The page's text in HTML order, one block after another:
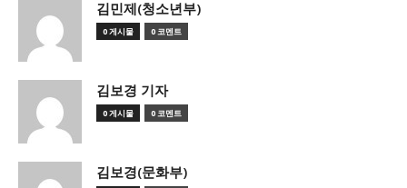
김민제(청소년부)
0 게시물 0 코멘트
김보경 기자
0 게시물 0 코멘트
김보경(문화부)